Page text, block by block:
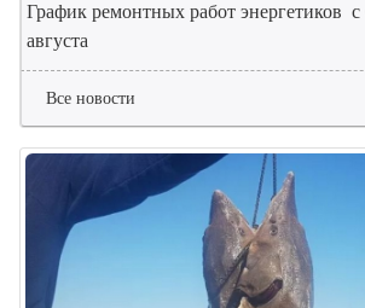
График ремонтных работ энергетиков с
августа
Все новости